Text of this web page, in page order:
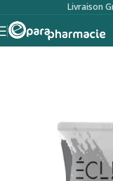
Livraison